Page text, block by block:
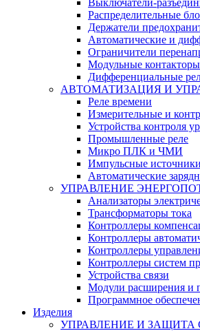
Выключатели-
Распределительные
Держатели
Автоматические и
Ограничители
Модульные
Дифференциальные
АВТОМАТИЗАЦИЯ И
Реле времени
Измерительные и
Устройства контроля
Промышленные реле
Микро ПЛК и ЧМИ
Импульсные
Автоматические
УПРАВЛЕНИЕ
Анализаторы
Трансформаторы тока
Контроллеры
Контроллеры
Контроллеры
Контроллеры систем
Устройства связи
Модули расширения и
Программное
Изделия
УПРАВЛЕНИЕ И ЗАЩИТА